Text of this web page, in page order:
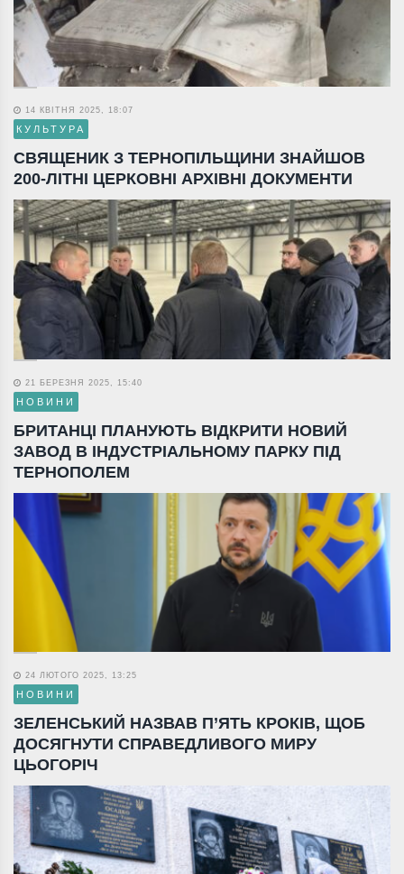
14 КВІТНЯ 2025, 18:07
КУЛЬТУРА
СВЯЩЕНИК З ТЕРНОПІЛЬЩИНИ ЗНАЙШОВ
200-ЛІТНІ ЦЕРКОВНІ АРХІВНІ ДОКУМЕНТИ
21 БЕРЕЗНЯ 2025, 15:40
НОВИНИ
БРИТАНЦІ ПЛАНУЮТЬ ВІДКРИТИ НОВИЙ
ЗАВОД В ІНДУСТРІАЛЬНОМУ ПАРКУ ПІД
ТЕРНОПОЛЕМ
24 ЛЮТОГО 2025, 13:25
НОВИНИ
ЗЕЛЕНСЬКИЙ НАЗВАВ П’ЯТЬ КРОКІВ, ЩОБ
ДОСЯГНУТИ СПРАВЕДЛИВОГО МИРУ
ЦЬОГОРІЧ